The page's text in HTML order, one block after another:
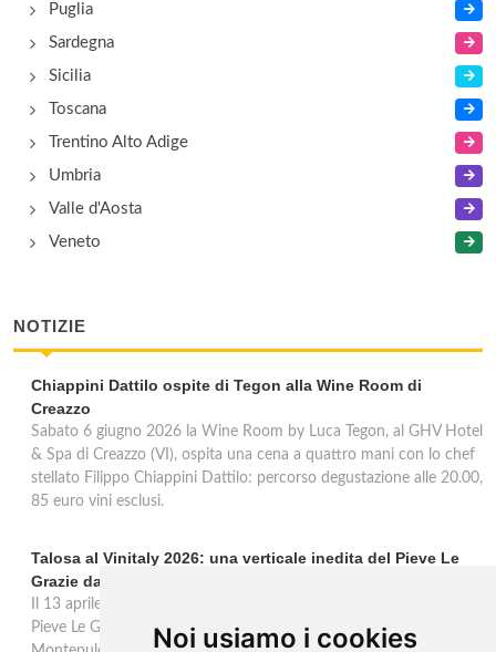
Noi usiamo i cookies
Puglia
Sardegna
Sicilia
Toscana
Trentino Alto Adige
Umbria
Valle d'Aosta
Veneto
NOTIZIE
Chiappini Dattilo ospite di Tegon alla Wine Room di
Creazzo
Sabato 6 giugno 2026 la Wine Room by Luca Tegon, al GHV Hotel
& Spa di Creazzo (VI), ospita una cena a quattro mani con lo chef
stellato Filippo Chiappini Dattilo: percorso degustazione alle 20.00,
85 euro vini esclusi.
Talosa al Vinitaly 2026: una verticale inedita del Pieve Le
Grazie dal 2016 al 2020
Il 13 aprile 2026 al Vinitaly, Talosa presenta la verticale inedita del
Pieve Le Grazie: cinque annate dal 2016 al 2020 del Nobile di